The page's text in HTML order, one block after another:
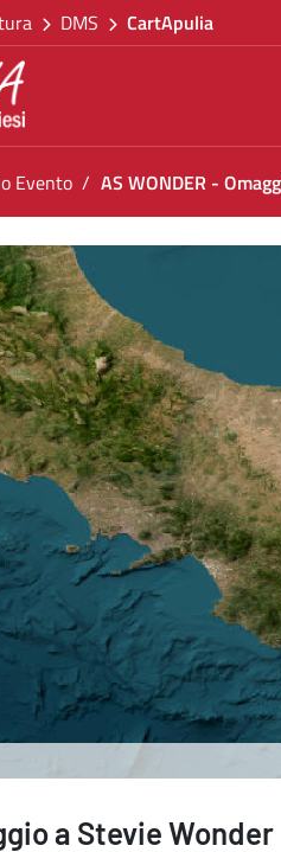
DMS CartApulia
Evento AS WONDER -
Wonder
a Stevie Wonder